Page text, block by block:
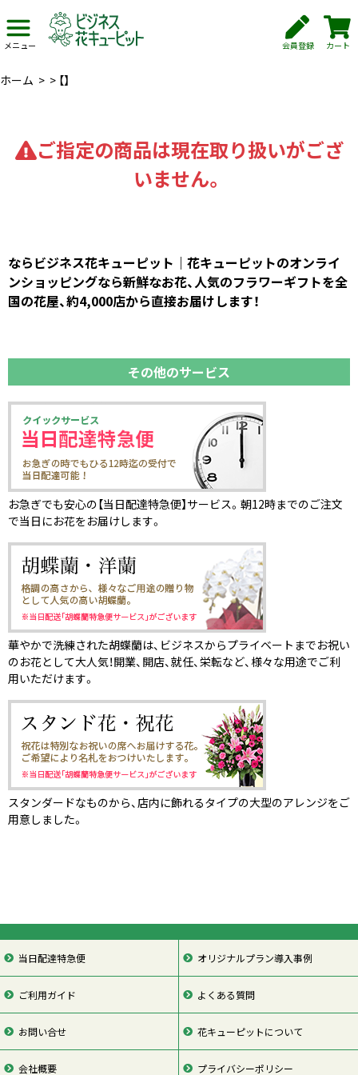
メニュー 会員登録 カート
ホーム > > 【】
ご指定の商品は現在取り扱いがござ
いません。
ならビジネス花キューピット｜花キューピットのオンライ
ンショッピングなら新鮮なお花、人気のフラワーギフトを全
国の花屋、約4,000店から直接お届けします！
その他のサービス
お急ぎでも安心の【当日配達特急便】サービス。朝12時までのご注文
で当日にお花をお届けします。
華やかで洗練された胡蝶蘭は、ビジネスからプライベートまでお祝い
のお花として大人気！開業、開店、就任、栄転など、様々な用途でご利
用いただけます。
スタンダードなものから、店内に飾れるタイプの大型のアレンジをご
用意しました。
当日配達特急便 オリジナルプラン導入事例
ご利用ガイド よくある質問
お問い合せ 花キューピットについて
会社概要 プライバシーポリシー